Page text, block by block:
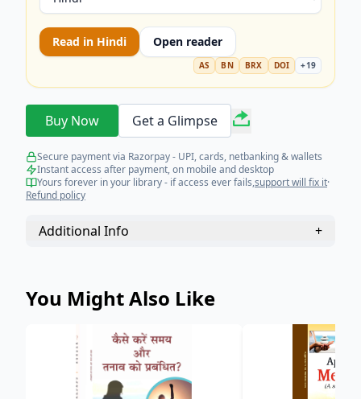
balanced life. This guide includes effective
remedies for stress relief, prioritization, and
techniques to avoid procrastination. Get your
copy today and take a step towards a stress-free,
organized life.)
Read in Hindi Open reader
AS BN BRX DOI +19
Buy Now Get a Glimpse
Secure payment via Razorpay - UPI, cards, netbanking & wallets
Instant access after payment, on mobile and desktop
Yours forever in your library - if access ever fails,support will fix it·
Refund policy
Additional Info +
You Might Also Like